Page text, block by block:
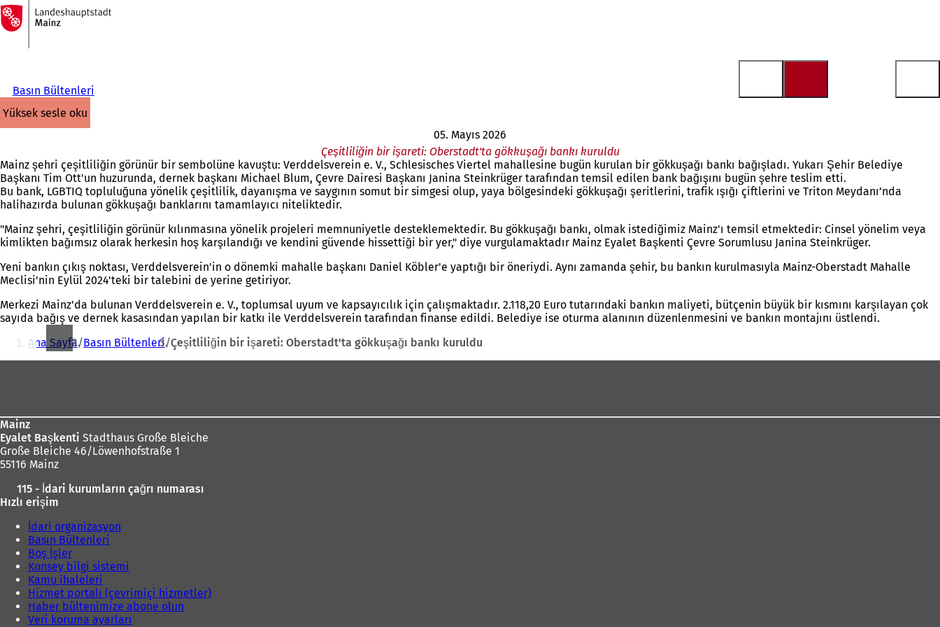
İçeriğe atla
Ana
sayfaya
Basın Bültenleri
yüksek sesle oku
05. Mayıs 2026
Çeşitliliğin bir işareti: Oberstadt'ta gökkuşağı bankı kuruldu
Mainz şehri çeşitliliğin görünür bir sembolüne kavuştu: Verddelsverein e. V., Schlesisches Viertel mahallesine bugün kurulan bir gökkuşağı bankı bağışladı. Yukarı Şehir Belediye
Başkanı Tim Ott'un huzurunda, dernek başkanı Michael Blum, Çevre Dairesi Başkanı Janina Steinkrüger tarafından temsil edilen bank bağışını bugün şehre teslim etti.
Bu bank, LGBTIQ topluluğuna yönelik çeşitlilik, dayanışma ve saygının somut bir simgesi olup, yaya bölgesindeki gökkuşağı şeritlerini, trafik ışığı çiftlerini ve Triton Meydanı’nda
halihazırda bulunan gökkuşağı banklarını tamamlayıcı niteliktedir.
"Mainz şehri, çeşitliliğin görünür kılınmasına yönelik projeleri memnuniyetle desteklemektedir. Bu gökkuşağı bankı, olmak istediğimiz Mainz'ı temsil etmektedir: Cinsel yönelim veya
kimlikten bağımsız olarak herkesin hoş karşılandığı ve kendini güvende hissettiği bir yer," diye vurgulamaktadır Mainz Eyalet Başkenti Çevre Sorumlusu Janina Steinkrüger.
Yeni bankın çıkış noktası, Verddelsverein'in o dönemki mahalle başkanı Daniel Köbler'e yaptığı bir öneriydi. Aynı zamanda şehir, bu bankın kurulmasıyla Mainz-Oberstadt Mahalle
Meclisi'nin Eylül 2024'teki bir talebini de yerine getiriyor.
Merkezi Mainz'da bulunan Verddelsverein e. V., toplumsal uyum ve kapsayıcılık için çalışmaktadır. 2.118,20 Euro tutarındaki bankın maliyeti, bütçenin büyük bir kısmını karşılayan çok
sayıda bağış ve dernek kasasından yapılan bir katkı ile Verddelsverein tarafından finanse edildi. Belediye ise oturma alanının düzenlenmesini ve bankın montajını üstlendi.
Buradasınız:
Ana Sayfa Basın Bültenleri Çeşitliliğin bir işareti: Oberstadt'ta gökkuşağı bankı kuruldu
Mainz
Eyalet Başkenti Stadthaus Große Bleiche
Große Bleiche 46/Löwenhofstraße 1
55116 Mainz
115 - İdari kurumların çağrı numarası
Hızlı erişim
İdari organizasyon
Basın Bültenleri
Boş İşler
Konsey bilgi sistemi
Kamu ihaleleri
Hizmet portalı (çevrimiçi hizmetler)
Haber bültenimize abone olun
Veri koruma ayarları